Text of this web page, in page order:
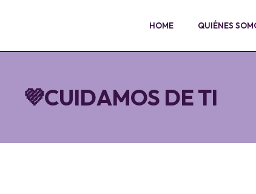
HOME QUIÉNES
💜CUIDAMOS DE TI